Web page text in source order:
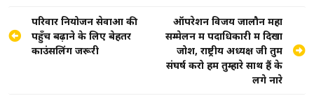
Post
navigation
परिवार नियोजन सेवाओं की
पहुँच बढ़ाने के लिए बेहतर
काउंसलिंग जरूरी
ऑपरेशन विजय जालौन महा
सम्मेलन में पदाधिकारी में दिखा
जोश, राष्ट्रीय अध्यक्ष जी तुम
संघर्ष करो हम तुम्हारे साथ हैं के
लगे नारे